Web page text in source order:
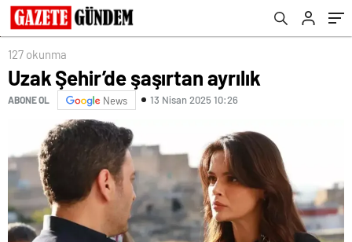
127 okunma
Uzak Şehir’de şaşırtan ayrılık
ABONE OL News 13 Nisan 2025 10:26